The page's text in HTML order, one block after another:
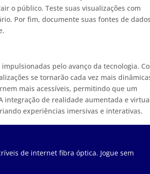
o público. Teste suas visualizações com
Por fim, documente suas fontes de
pelo avanço da tecnologia.
se tornarão cada vez mais
mais acessíveis, permitindo que um
integração de realidade aumentada e
experiências imersivas e interativas.
de internet fibra óptica. Jogue sem